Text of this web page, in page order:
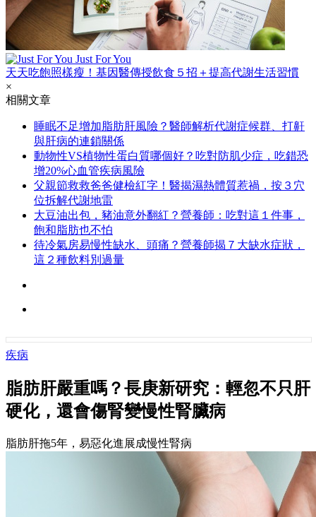
Just For You
天天吃飽照樣瘦！基因醫傳授飲食５招＋提高代謝生活習慣
×
相關文章
睡眠不足增加脂肪肝風險？醫師解析代謝症候群、打鼾
與肝病的連鎖關係
動物性VS植物性蛋白質哪個好？吃對防肌少症，吃錯恐
增20%心血管疾病風險
父親節救救爸爸健檢紅字！醫揭濕熱體質惹禍，按３穴
位拆解代謝地雷
大豆油出包，豬油意外翻紅？營養師：吃對這１件事，
飽和脂肪也不怕
待冷氣房易慢性缺水、頭痛？營養師揭７大缺水症狀，
這２種飲料別過量
疾病
脂肪肝嚴重嗎？長庚新研究：輕忽不只肝
硬化，還會傷腎變慢性腎臟病
脂肪肝拖5年，易惡化進展成慢性腎病